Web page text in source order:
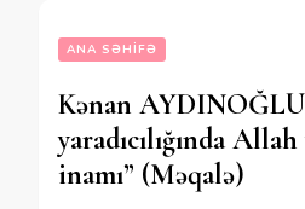
ANA SƏHIFƏ
Kənan
yaradıcılığında
inamı” (Məqalə)